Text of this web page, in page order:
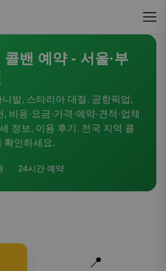
밴 예약 - 서울·부
발, 스타리아 대절. 공항픽업,
비용·요금·가격·예약·견적·업체
정보, 이용 후기. 전국 지역 콜
확인하세요.
24시간 예약
📍